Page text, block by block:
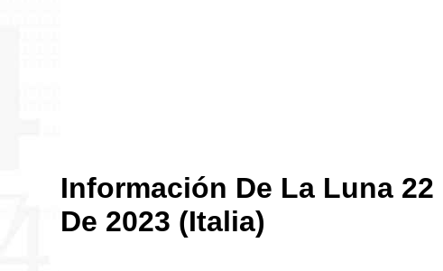
Información De La Luna
De 2023 (Italia)